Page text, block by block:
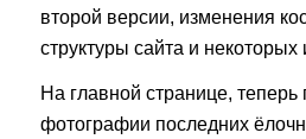
второй версии, изменения
структуры сайта и
На главной странице, теперь
фотографии последних